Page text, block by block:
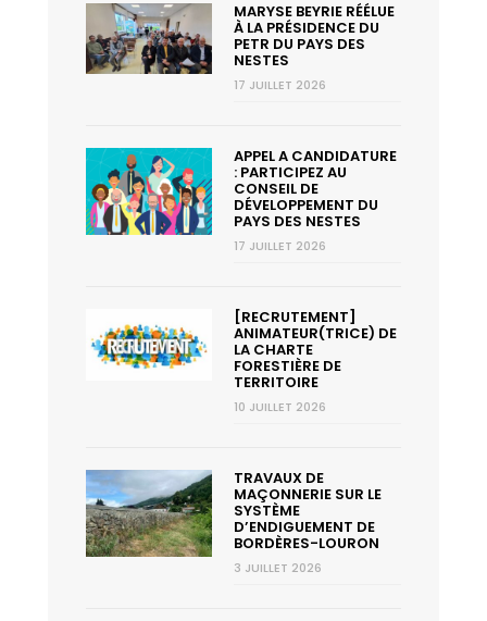
MARYSE BEYRIE RÉÉLUE
À LA PRÉSIDENCE DU
PETR DU PAYS DES
NESTES
17 JUILLET 2026
APPEL A CANDIDATURE
: PARTICIPEZ AU
CONSEIL DE
DÉVELOPPEMENT DU
PAYS DES NESTES
17 JUILLET 2026
[RECRUTEMENT]
ANIMATEUR(TRICE) DE
LA CHARTE
FORESTIÈRE DE
TERRITOIRE
10 JUILLET 2026
TRAVAUX DE
MAÇONNERIE SUR LE
SYSTÈME
D’ENDIGUEMENT DE
BORDÈRES-LOURON
3 JUILLET 2026